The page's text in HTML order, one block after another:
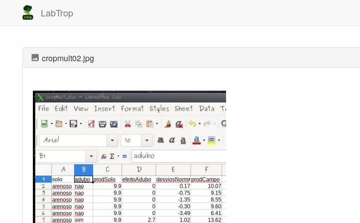
LabTrop
cropmult02.jpg